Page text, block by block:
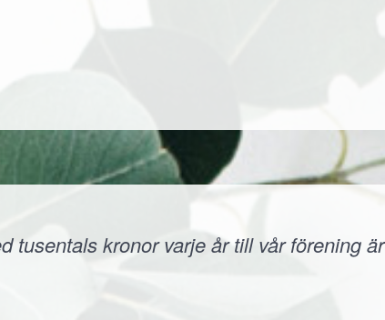
tusentals kronor varje år till vår förening är